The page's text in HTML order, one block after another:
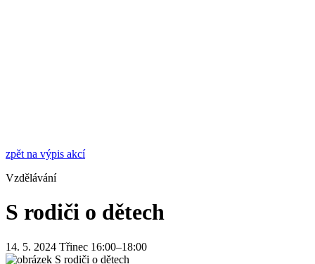
zpět na výpis akcí
Vzdělávání
S rodiči o dětech
14. 5. 2024 Třinec 16:00–18:00